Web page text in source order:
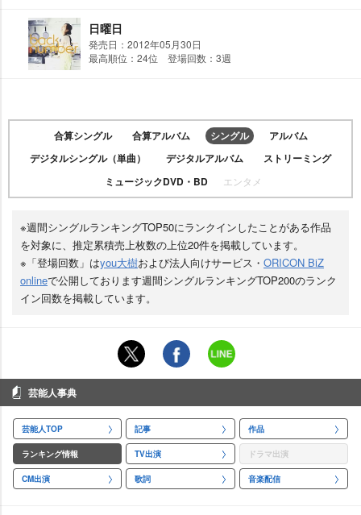
日曜日
発売日：2012年05月30日
最高順位：24位 登場回数：3週
合算シングル 合算アルバム シングル
アルバム
デジタルシングル（単曲）
デジタルアルバム
ストリーミング
ミュージックDVD・BD
エンタメ
※週間シングルランキングTOP50にランクインしたことがある作品
を対象に、推定累積売上枚数の上位20件を掲載しています。
※「登場回数」はyou大樹および法人向けサービス・ ORICON BiZ
onlineで公開しております週間シングルランキングTOP200のランク
イン回数を掲載しています。
芸能人事典
芸能人TOP 記事 作品
ランキング情報 TV出演 ドラマ出演
CM出演 歌詞 音楽配信